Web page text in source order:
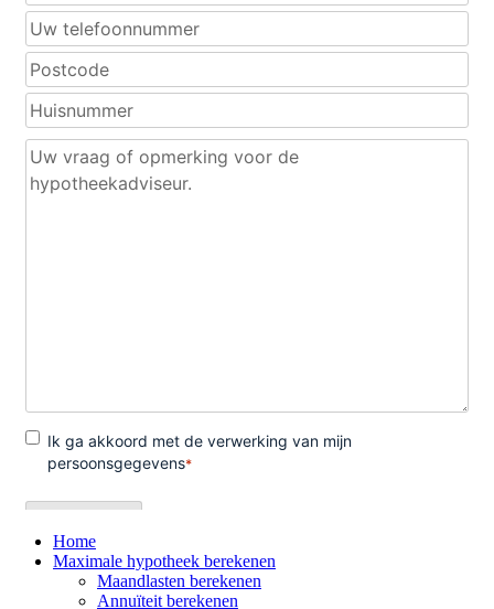
Home
Maximale hypotheek berekenen
Maandlasten berekenen
Annuïteit berekenen